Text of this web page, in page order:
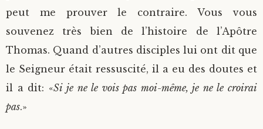
peut me prouver le contraire. Vous vous
souvenez très bien de l’histoire de l’Apôtre
Thomas. Quand d’autres disciples lui ont dit que
le Seigneur était ressuscité, il a eu des doutes et
il a dit: «Si je ne le vois pas moi-même, je ne le croirai
pas.»